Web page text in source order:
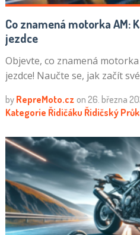
Co znamená motorka AM:
jezdce
Objevte, co znamená
jezdce! Naučte se, jak začít
by RepreMoto.cz on 26. března
Kategorie Řidičáku Řidičský